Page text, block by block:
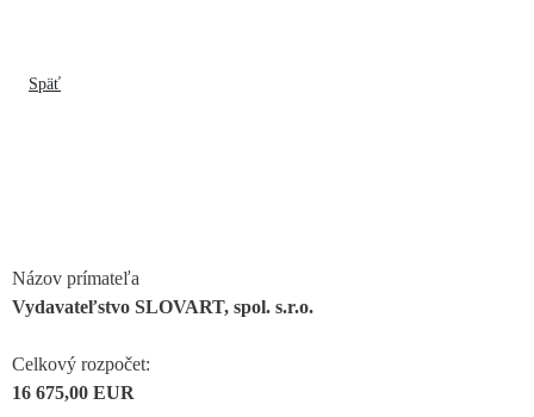
Späť
Názov prímateľa
Vydavateľstvo SLOVART, spol. s.r.o.
Celkový rozpočet:
16 675,00 EUR